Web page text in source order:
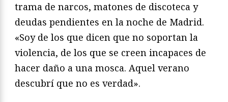
trama de narcos, matones de discoteca y
deudas pendientes en la noche de Madrid.
«Soy de los que dicen que no soportan la
violencia, de los que se creen incapaces de
hacer daño a una mosca. Aquel verano
descubrí que no es verdad».